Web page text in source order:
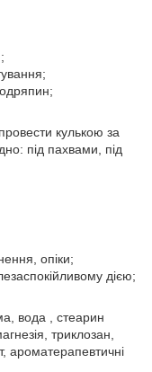
кулькою за
під пахвами, під
опіки;
дією;
вода , стеарин
триклозан,